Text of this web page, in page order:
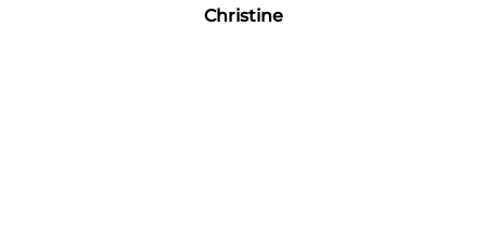
Christine